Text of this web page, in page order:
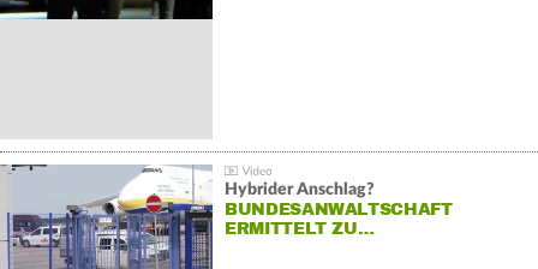
Hybrider Anschlag?
BUNDESANWALTSCHAFT
ERMITTELT ZU…